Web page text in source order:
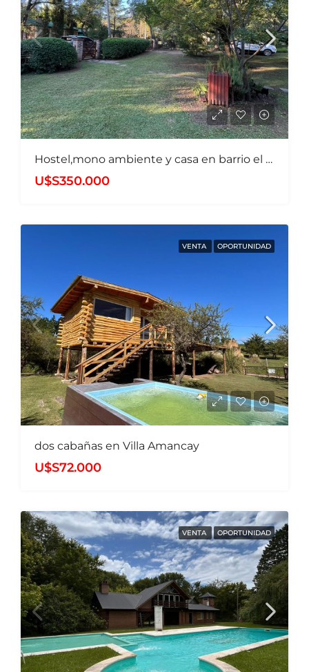
Hostel,mono ambiente y casa en barrio el mirador
U$S350.000
VENTA OPORTUNIDAD
dos cabañas en Villa Amancay
U$S72.000
VENTA OPORTUNIDAD